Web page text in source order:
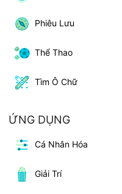
Phiêu Lưu
Thể Thao
Tìm Ô Chữ
ỨNG DỤNG
Cá Nhân Hóa
Giải Trí